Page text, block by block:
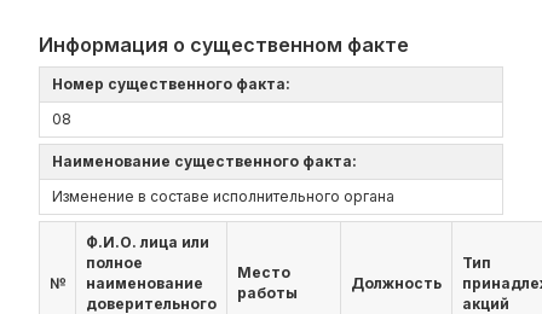
Информация о существенном факте
Номер существенного факта:
08
Наименование существенного факта:
Изменение в составе исполнительного органа
№
Ф.И.О. лица или
полное
наименование
доверительного
Место
работы
Должность
Тип
акций